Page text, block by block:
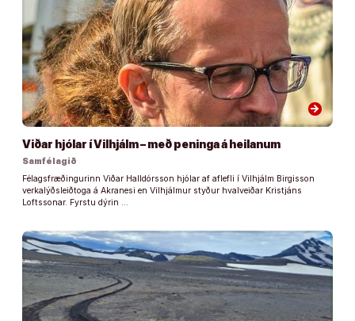
arrow_forward
Viðar hjólar í Vilhjálm – með peninga á heilanum
Samfélagið
Félagsfræðingurinn Viðar Halldórsson hjólar af aflefli í Vilhjálm Birgisson
verkalýðsleiðtoga á Akranesi en Vilhjálmur styður hvalveiðar Kristjáns
Loftssonar. Fyrstu dýrin …